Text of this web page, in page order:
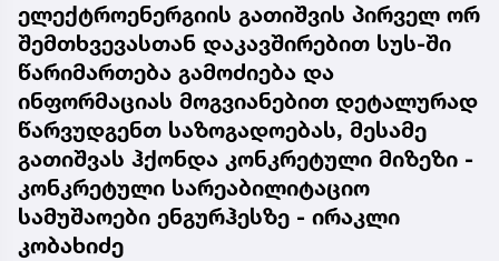
ელექტროენერგიის გათიშვის პირველ ორ
შემთხვევასთან დაკავშირებით სუს-ში
წარიმართება გამოძიება და
ინფორმაციას მოგვიანებით დეტალურად
წარვუდგენთ საზოგადოებას, მესამე
გათიშვას ჰქონდა კონკრეტული მიზეზი -
კონკრეტული სარეაბილიტაციო
სამუშაოები ენგურჰესზე - ირაკლი
კობახიძე